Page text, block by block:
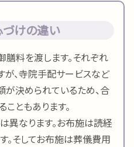
けの違い
料を渡します。それぞれ
が、寺院手配サービスなど
が決められているため、合
ともあります。
異なります。お布施は読経
。そしてお布施は葬儀費用